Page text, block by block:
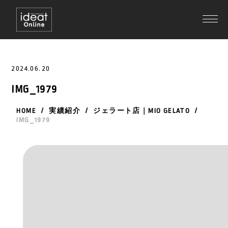
2024.06.20
IMG_1979
HOME / 実績紹介 / ジェラート店｜MIO GELATO
/
IMG_1979